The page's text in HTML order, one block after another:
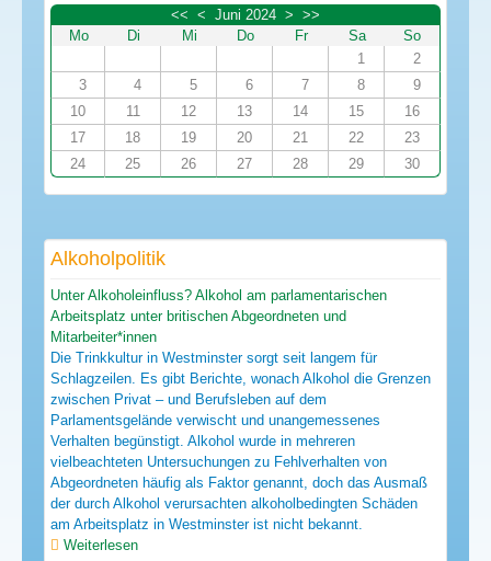
<< < Juni 2024 > >>
Mo
Di Mi Do Fr Sa
So
1
2
3
4 5 6 7 8
9
10
11 12 13 14 15
16
17
18 19 20 21 22
23
24
25 26 27 28 29 30
Alkoholpolitik
Unter Alkoholeinfluss? Alkohol am parlamentarischen
Arbeitsplatz unter britischen Abgeordneten und
Mitarbeiter*innen
Die Trinkkultur in Westminster sorgt seit langem für
Schlagzeilen. Es gibt Berichte, wonach Alkohol die Grenzen
zwischen Privat – und Berufsleben auf dem
Parlamentsgelände verwischt und unangemessenes
Verhalten begünstigt. Alkohol wurde in mehreren
vielbeachteten Untersuchungen zu Fehlverhalten von
Abgeordneten häufig als Faktor genannt, doch das Ausmaß
der durch Alkohol verursachten alkoholbedingten Schäden
am Arbeitsplatz in Westminster ist nicht bekannt.
Weiterlesen